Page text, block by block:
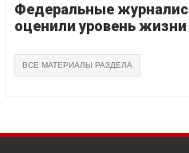
Федеральные
оценили уровень жизни
ВСЕ МАТЕРИАЛЫ РАЗДЕЛА